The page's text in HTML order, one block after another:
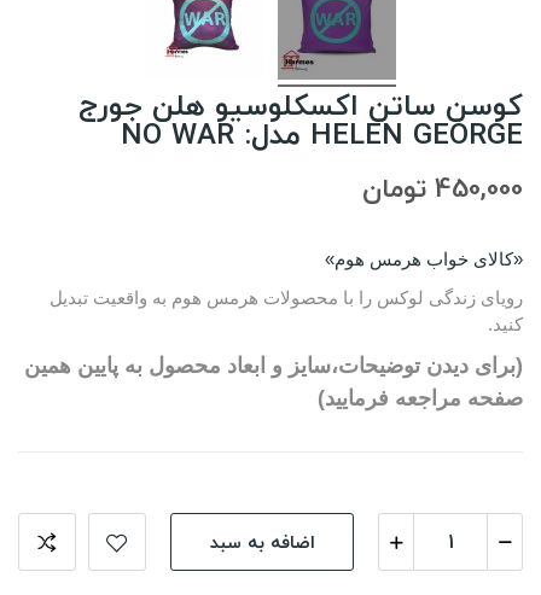
کوسن ساتن اکسکلوسیو هلن جورج
HELEN GEORGE مدل: NO WAR
450,000 تومان
«کالای خواب هرمس هوم»
رویای زندگی لوکس را با محصولات هرمس هوم به واقعیت تبدیل
کنید.
(برای دیدن توضیحات،سایز و ابعاد محصول به پایین همین
صفحه مراجعه فرمایید)
اضافه به سبد